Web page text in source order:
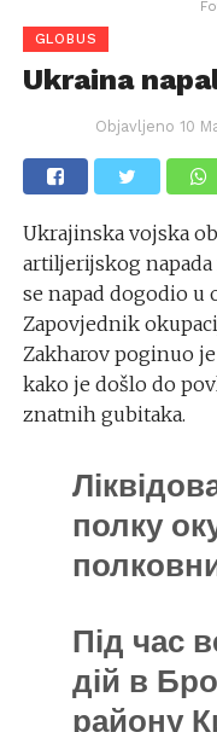
GLOBUS
Ukraina
Objavljeno 10
Ukrajinska vojska
artiljerijskog
se napad dogodio u
Zapovjednik
Zakharov poginuo
kako je došlo do
znatnih gubitaka.
полку
Під час
дій в
району